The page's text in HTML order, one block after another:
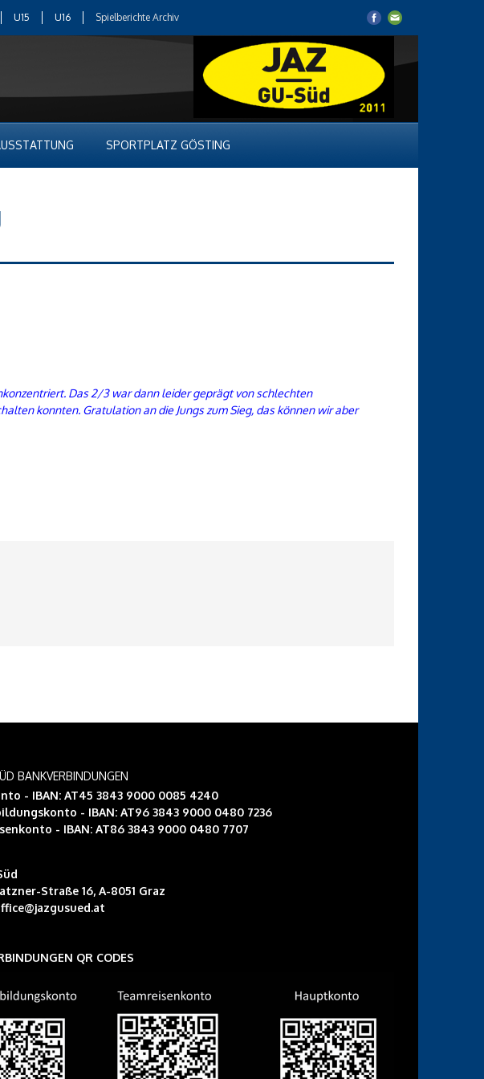
U15 U16 Spielberichte Archiv
SPORTPLATZ GÖSTING
Das 2/3 war dann leider geprägt von schlechten
konnten. Gratulation an die Jungs zum Sieg, das können wir aber
BANKVERBINDUNGEN
- IBAN: AT45 3843 9000 0085 4240
- IBAN: AT96 3843 9000 0480 7236
- IBAN: AT86 3843 9000 0480 7707
Straße 16, A-8051 Graz
QR CODES